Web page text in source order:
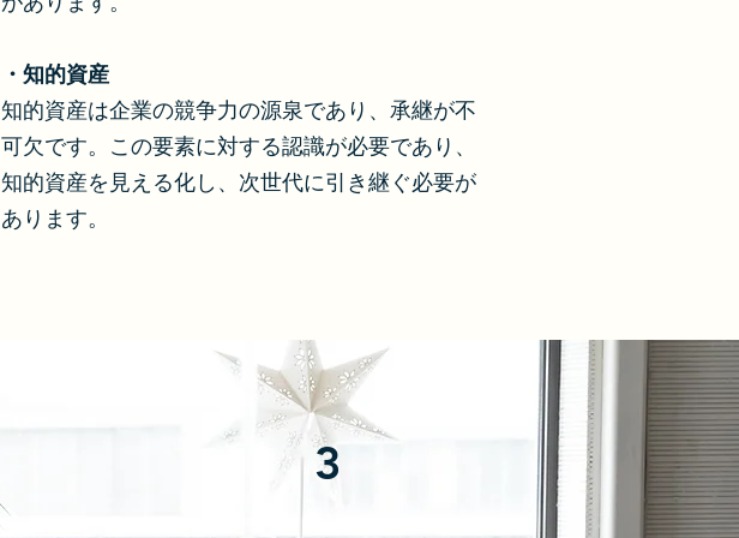
・知的資産
知的資産は企業の競争力の源泉であり、承継が不
可欠です。この要素に対する認識が必要であり、
知的資産を見える化し、次世代に引き継ぐ必要が
あります。
3